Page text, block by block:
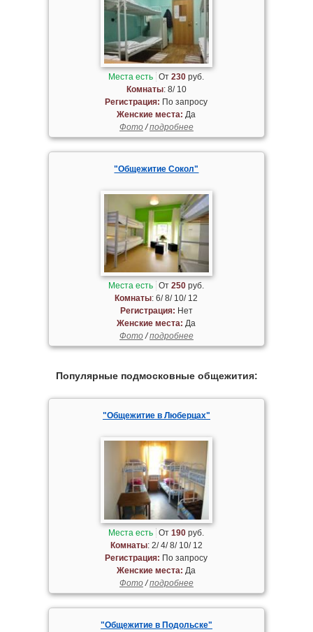
Места есть От230 руб.
Комнаты: 8/ 10
Регистрация: По запросу
Женские места: Да
Фото/подробнее
"Общежитие Сокол"
Места есть От250 руб.
Комнаты: 6/ 8/ 10/ 12
Регистрация: Нет
Женские места: Да
Фото/подробнее
Популярные подмосковные общежития:
"Общежитие в Люберцах"
Места есть От190 руб.
Комнаты: 2/ 4/ 8/ 10/ 12
Регистрация: По запросу
Женские места: Да
Фото/подробнее
"Общежитие в Подольске"